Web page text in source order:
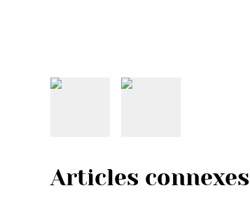
Articles connexes